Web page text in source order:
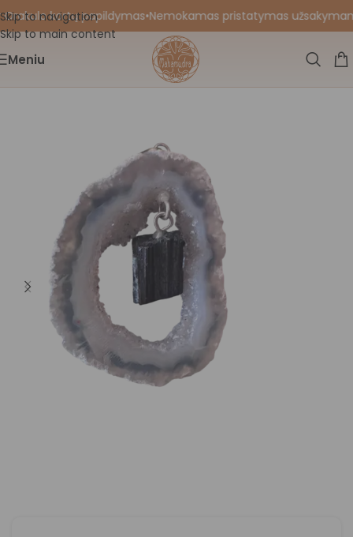
Skip to navigation
Skip to main content
kortų papildymas•Nemokamas pristatymas
Meniu